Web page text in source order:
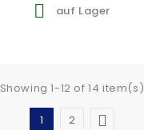
 auf Lager
Showing 1-12 of 14 item(s)
1 2 